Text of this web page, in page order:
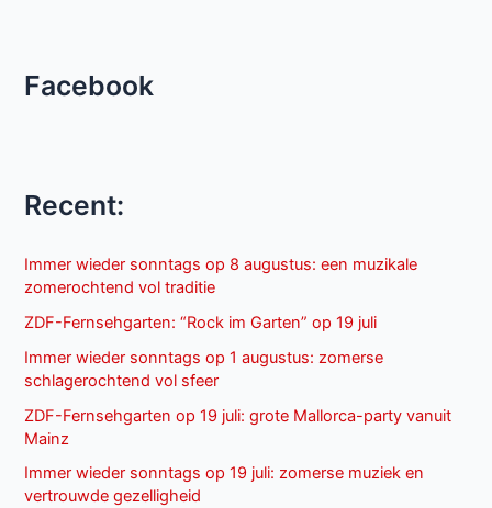
Facebook
Recent:
Immer wieder sonntags op 8 augustus: een muzikale
zomerochtend vol traditie
ZDF-Fernsehgarten: “Rock im Garten” op 19 juli
Immer wieder sonntags op 1 augustus: zomerse
schlagerochtend vol sfeer
ZDF-Fernsehgarten op 19 juli: grote Mallorca-party vanuit
Mainz
Immer wieder sonntags op 19 juli: zomerse muziek en
vertrouwde gezelligheid